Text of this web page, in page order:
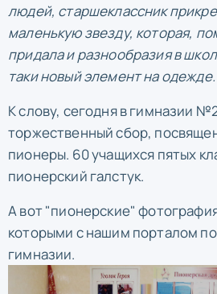
людей, старшеклассник
маленькую звезду, которая,
придала и разнообразия в
таки новый элемент на одежде.
К слову, сегодня в гимназии
торжественный сбор,
пионеры. 60 учащихся пятых
пионерский галстук.
А вот "пионерские"
которыми с нашим порталом
гимназии.